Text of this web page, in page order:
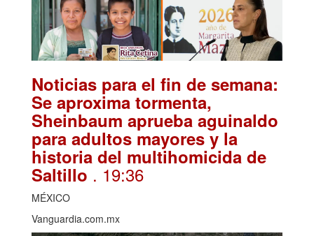
Noticias para el fin de semana:
Se aproxima tormenta,
Sheinbaum aprueba aguinaldo
para adultos mayores y la
historia del multihomicida de
Saltillo . 19:36
MÉXICO
Vanguardia.com.mx